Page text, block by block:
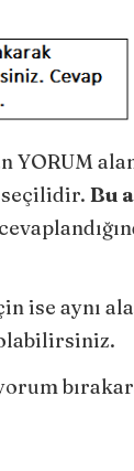
YORUM
seçilidir. Bu
ise aynı